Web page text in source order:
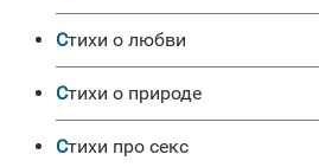
Стихи о любви
Стихи о природе
Стихи про секс